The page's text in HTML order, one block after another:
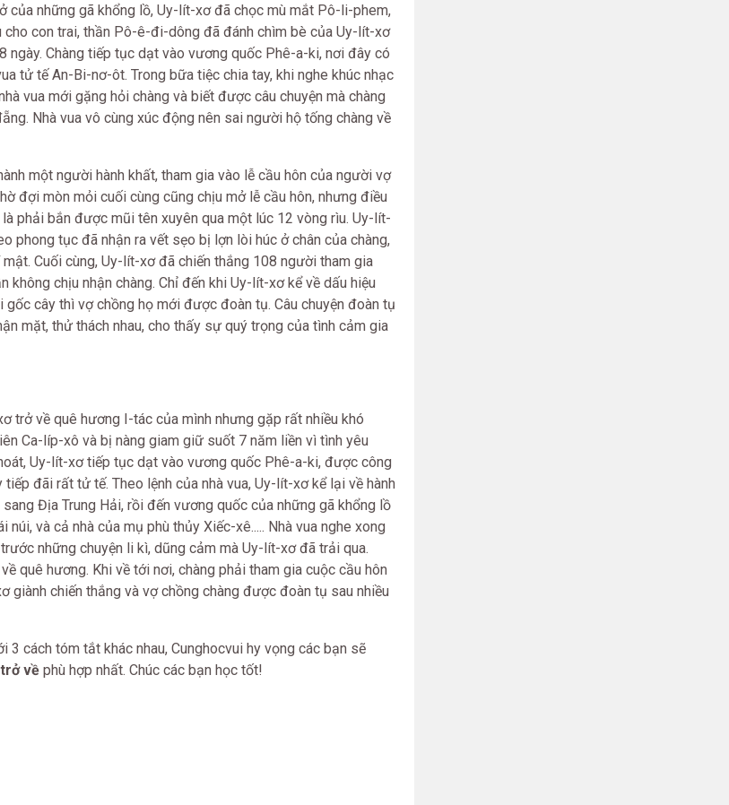
của những gã khổng lồ, Uy-lít-xơ đã chọc mù mắt Pô-li-phem,
con trai, thần Pô-ê-đi-dông đã đánh chìm bè của Uy-lít-xơ
ngày. Chàng tiếp tục dạt vào vương quốc Phê-a-ki, nơi đây có
tử tế An-Bi-nơ-ôt. Trong bữa tiệc chia tay, khi nghe khúc nhạc
vua mới gặng hỏi chàng và biết được câu chuyện mà chàng
Nhà vua vô cùng xúc động nên sai người hộ tống chàng về
một người hành khất, tham gia vào lễ cầu hôn của người vợ
đợi mòn mỏi cuối cùng cũng chịu mở lễ cầu hôn, nhưng điều
phải bắn được mũi tên xuyên qua một lúc 12 vòng rìu. Uy-lít-
phong tục đã nhận ra vết sẹo bị lợn lòi húc ở chân của chàng,
Cuối cùng, Uy-lít-xơ đã chiến thắng 108 người tham gia
không chịu nhận chàng. Chỉ đến khi Uy-lít-xơ kể về dấu hiệu
cây thì vợ chồng họ mới được đoàn tụ. Câu chuyện đoàn tụ
mặt, thử thách nhau, cho thấy sự quý trọng của tình cảm gia
trở về quê hương I-tác của mình nhưng gặp rất nhiều khó
Ca-líp-xô và bị nàng giam giữ suốt 7 năm liền vì tình yêu
Uy-lít-xơ tiếp tục dạt vào vương quốc Phê-a-ki, được công
đãi rất tử tế. Theo lệnh của nhà vua, Uy-lít-xơ kể lại về hành
Địa Trung Hải, rồi đến vương quốc của những gã khổng lồ
và cả nhà của mụ phù thủy Xiếc-xê..... Nhà vua nghe xong
những chuyện li kì, dũng cảm mà Uy-lít-xơ đã trải qua.
quê hương. Khi về tới nơi, chàng phải tham gia cuộc cầu hôn
giành chiến thắng và vợ chồng chàng được đoàn tụ sau nhiều
3 cách tóm tắt khác nhau, Cunghocvui hy vọng các bạn sẽ
về phù hợp nhất. Chúc các bạn học tốt!